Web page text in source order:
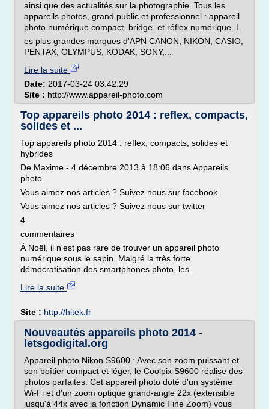
ainsi que des actualités sur la photographie. Tous les
appareils photos, grand public et professionnel : appareil
photo numérique compact, bridge, et réflex numérique. L
es plus grandes marques d'APN CANON, NIKON, CASIO,
PENTAX, OLYMPUS, KODAK, SONY,...
Lire la suite
Date: 2017-03-24 03:42:29
Site : http://www.appareil-photo.com
Top appareils photo 2014 : reflex, compacts,
solides et ...
Top appareils photo 2014 : reflex, compacts, solides et
hybrides
De Maxime - 4 décembre 2013 à 18:06 dans Appareils
photo
Vous aimez nos articles ? Suivez nous sur facebook
Vous aimez nos articles ? Suivez nous sur twitter
4
commentaires
À Noël, il n'est pas rare de trouver un appareil photo
numérique sous le sapin. Malgré la très forte
démocratisation des smartphones photo, les...
Lire la suite
Site : http://hitek.fr
Nouveautés appareils photo 2014 -
letsgodigital.org
Appareil photo Nikon S9600 : Avec son zoom puissant et
son boîtier compact et léger, le Coolpix S9600 réalise des
photos parfaites. Cet appareil photo doté d'un système
Wi-Fi et d'un zoom optique grand-angle 22x (extensible
jusqu'à 44x avec la fonction Dynamic Fine Zoom) vous